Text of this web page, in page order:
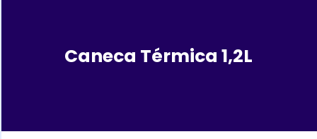
Caneca Térmica 1,2L